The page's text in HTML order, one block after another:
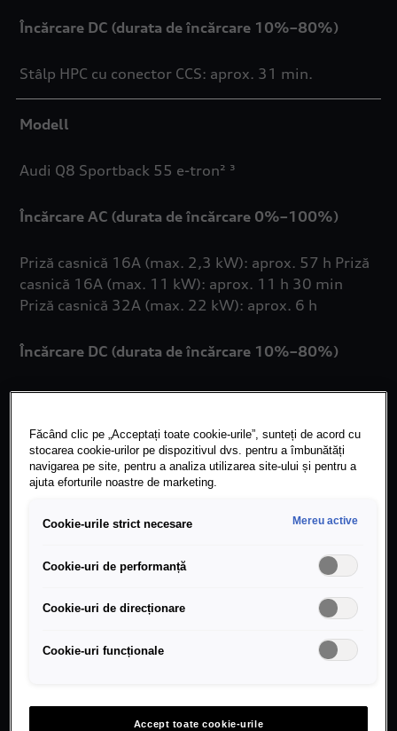
Încărcare DC (durata de încărcare 10%–80%)
Stâlp HPC cu conector CCS: aprox. 31 min.
Modell
Audi Q8 Sportback 55 e-tron² ³
Încărcare AC (durata de încărcare 0%–100%)
Priză casnică 16A (max. 2,3 kW): aprox. 57 h Priză
casnică 16A (max. 11 kW): aprox. 11 h 30 min
Priză casnică 32A (max. 22 kW): aprox. 6 h
Încărcare DC (durata de încărcare 10%–80%)
Stâlp HPC cu conector CCS: aprox. 31 min.
e-tron
Audi e-tron 50 quattro ² ³ Capacitate brută a
bateriei: 71 kWh
Încărcare AC (Durata de încărcare 0%–100%)
Făcând clic pe „Acceptați toate cookie-urile”, sunteți de acord cu
stocarea cookie-urilor pe dispozitivul dvs. pentru a îmbunătăți
navigarea pe site, pentru a analiza utilizarea site-ului și pentru a
ajuta eforturile noastre de marketing.
Cookie-urile strict necesare Mereu active
Cookie-uri de performanță
Cookie-uri de direcționare
Cookie-uri funcționale
Accept toate cookie-urile